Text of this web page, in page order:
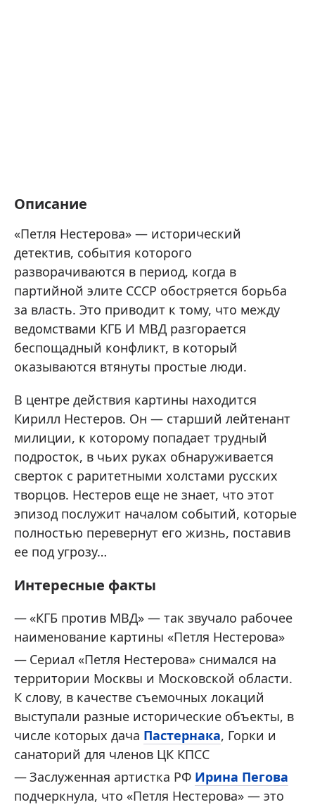
Описание
«Петля Нестерова» — исторический
детектив, события которого
разворачиваются в период, когда в
партийной элите СССР обостряется борьба
за власть. Это приводит к тому, что между
ведомствами КГБ И МВД разгорается
беспощадный конфликт, в который
оказываются втянуты простые люди.
В центре действия картины находится
Кирилл Нестеров. Он — старший лейтенант
милиции, к которому попадает трудный
подросток, в чьих руках обнаруживается
сверток с раритетными холстами русских
творцов. Нестеров еще не знает, что этот
эпизод послужит началом событий, которые
полностью перевернут его жизнь, поставив
ее под угрозу…
Интересные факты
«КГБ против МВД» — так звучало рабочее
наименование картины «Петля Нестерова»
Сериал «Петля Нестерова» снимался на
территории Москвы и Московской области.
К слову, в качестве съемочных локаций
выступали разные исторические объекты, в
числе которых дача Пастернака, Горки и
санаторий для членов ЦК КПСС
Заслуженная артистка РФ Ирина Пегова
подчеркнула, что «Петля Нестерова» — это